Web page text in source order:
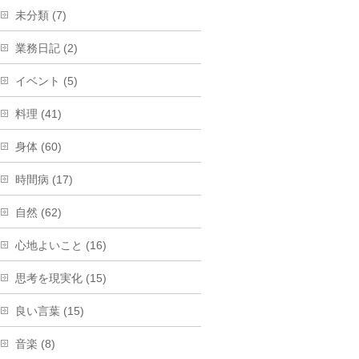
未分類 (7)
業務日記 (2)
イベント (5)
料理 (41)
身体 (60)
時間病 (17)
自然 (62)
心地よいこと (16)
思考を現実化 (15)
良い言葉 (15)
音楽 (8)